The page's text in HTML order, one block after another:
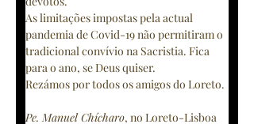
As limitações impostas pela actual
pandemia de Covid-19 não permitiram o
tradicional convívio na Sacristia. Fica
para o ano, se Deus quiser.
Rezámos por todos os amigos do Loreto.
Pe. Manuel Chícharo, no Loreto-Lisboa